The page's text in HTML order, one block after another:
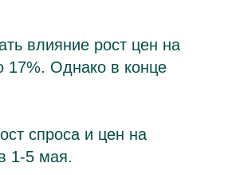
влияние рост цен на
17%. Однако в конце
спроса и цен на
1-5 мая.